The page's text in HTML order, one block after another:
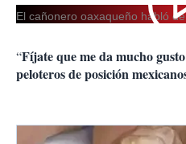
El cañonero oaxaqueño habló
“Fíjate que me da mucho
peloteros de posición